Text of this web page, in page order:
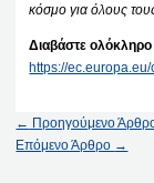
κόσμο για όλους
Διαβάστε
https://
← Προηγούμενο
Επόμενο Άρθρο →